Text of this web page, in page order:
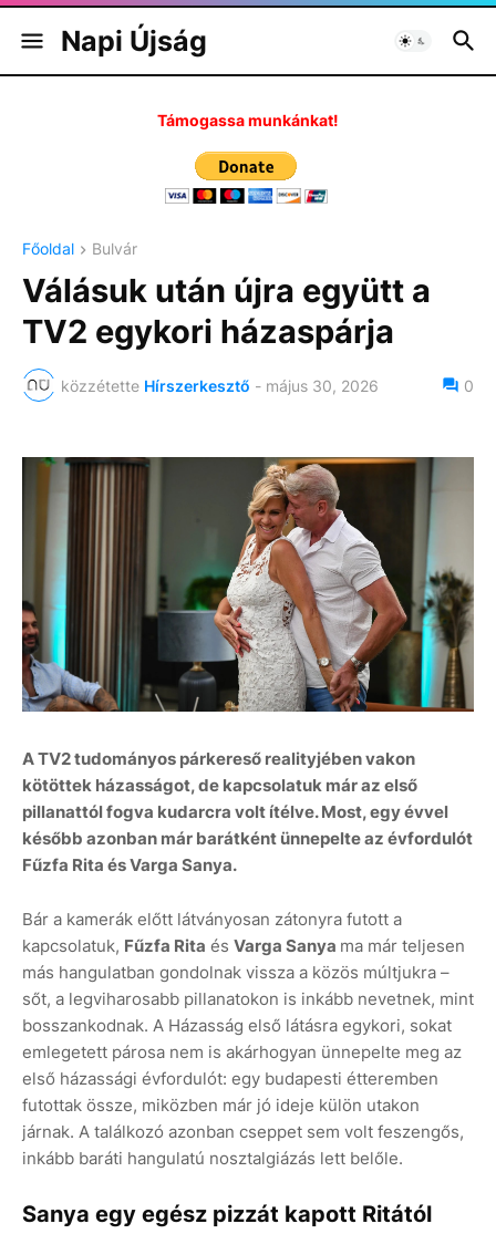
Napi Újság
Támogassa munkánkat!
Főoldal Bulvár
Válásuk után újra együtt a
TV2 egykori házaspárja
közzétette Hírszerkesztő - május 30, 2026 0
A TV2 tudományos párkereső realityjében vakon
kötöttek házasságot, de kapcsolatuk már az első
pillanattól fogva kudarcra volt ítélve. Most, egy évvel
később azonban már barátként ünnepelte az évfordulót
Fűzfa Rita és Varga Sanya.
Bár a kamerák előtt látványosan zátonyra futott a
kapcsolatuk, Fűzfa Rita és Varga Sanya ma már teljesen
más hangulatban gondolnak vissza a közös múltjukra –
sőt, a legviharosabb pillanatokon is inkább nevetnek, mint
bosszankodnak. A Házasság első látásra egykori, sokat
emlegetett párosa nem is akárhogyan ünnepelte meg az
első házassági évfordulót: egy budapesti étteremben
futottak össze, miközben már jó ideje külön utakon
járnak. A találkozó azonban cseppet sem volt feszengős,
inkább baráti hangulatú nosztalgiázás lett belőle.
Sanya egy egész pizzát kapott Ritától